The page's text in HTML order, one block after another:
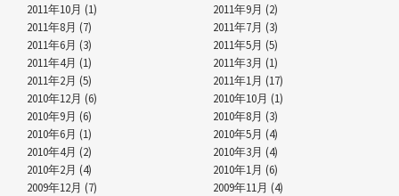
2011年10月 (1)
2011年9月 (2)
2011年8月 (7)
2011年7月 (3)
2011年6月 (3)
2011年5月 (5)
2011年4月 (1)
2011年3月 (1)
2011年2月 (5)
2011年1月 (17)
2010年12月 (6)
2010年10月 (1)
2010年9月 (6)
2010年8月 (3)
2010年6月 (1)
2010年5月 (4)
2010年4月 (2)
2010年3月 (4)
2010年2月 (4)
2010年1月 (6)
2009年12月 (7)
2009年11月 (4)